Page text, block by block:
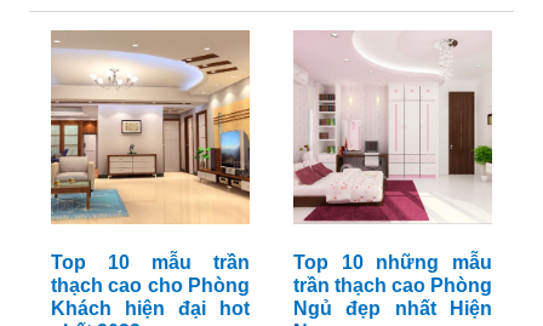
Top 10 mẫu trần
thạch cao cho Phòng
Khách hiện đại hot
Top 10 những mẫu
trần thạch cao Phòng
Ngủ đẹp nhất Hiện